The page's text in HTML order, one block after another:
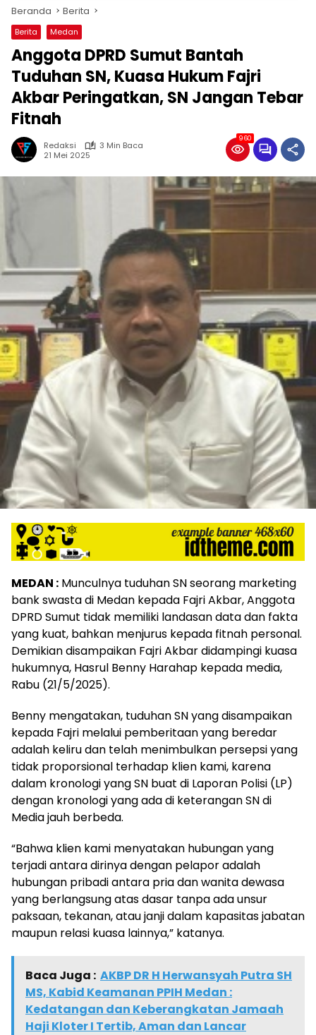
Beranda Berita
Berita Medan
Anggota DPRD Sumut Bantah
Tuduhan SN, Kuasa Hukum Fajri
Akbar Peringatkan, SN Jangan Tebar
Fitnah
Redaksi
3 Min Baca
21 Mei 2025
960
MEDAN : Munculnya tuduhan SN seorang marketing
bank swasta di Medan kepada Fajri Akbar, Anggota
DPRD Sumut tidak memiliki landasan data dan fakta
yang kuat, bahkan menjurus kepada fitnah personal.
Demikian disampaikan Fajri Akbar didampingi kuasa
hukumnya, Hasrul Benny Harahap kepada media,
Rabu (21/5/2025).
Benny mengatakan, tuduhan SN yang disampaikan
kepada Fajri melalui pemberitaan yang beredar
adalah keliru dan telah menimbulkan persepsi yang
tidak proporsional terhadap klien kami, karena
dalam kronologi yang SN buat di Laporan Polisi (LP)
dengan kronologi yang ada di keterangan SN di
Media jauh berbeda.
“Bahwa klien kami menyatakan hubungan yang
terjadi antara dirinya dengan pelapor adalah
hubungan pribadi antara pria dan wanita dewasa
yang berlangsung atas dasar tanpa ada unsur
paksaan, tekanan, atau janji dalam kapasitas jabatan
maupun relasi kuasa lainnya,” katanya.
Baca Juga : AKBP DR H Herwansyah Putra SH
MS, Kabid Keamanan PPIH Medan :
Kedatangan dan Keberangkatan Jamaah
Haji Kloter I Tertib, Aman dan Lancar